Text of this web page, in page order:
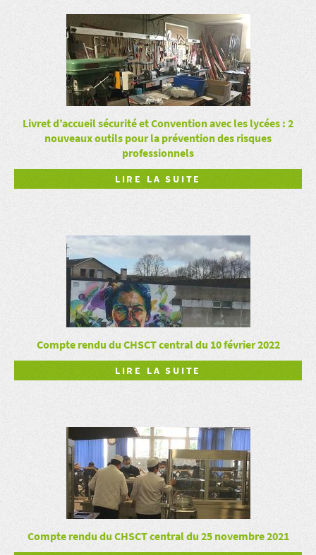
Livret d’accueil sécurité et Convention avec les lycées : 2
nouveaux outils pour la prévention des risques
professionnels
LIRE LA SUITE
Compte rendu du CHSCT central du 10 février 2022
LIRE LA SUITE
Compte rendu du CHSCT central du 25 novembre 2021